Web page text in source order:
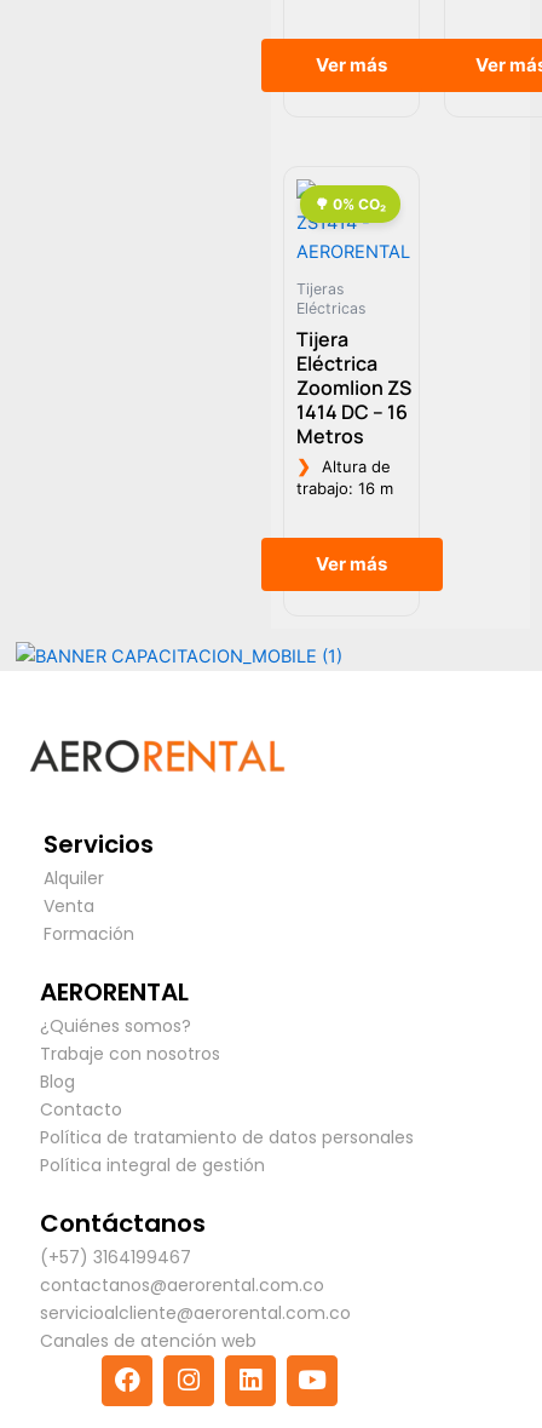
Ver más Ver
Tijeras
Eléctricas
Tijera
Eléctrica
Zoomlion ZS
1414 DC – 16
Metros
❯
Altura de
trabajo: 16 m
Ver más
Servicios
Alquiler
Venta
Formación
AERORENTAL
¿Quiénes somos?
Trabaje con nosotros
Blog
Contacto
Política de tratamiento de datos personales
Política integral de gestión
Contáctanos
(+57) 3164199467
contactanos@aerorental.com.co
servicioalcliente@aerorental.com.co
Canales de atención web
F
a
I
n
L
i
Y
o